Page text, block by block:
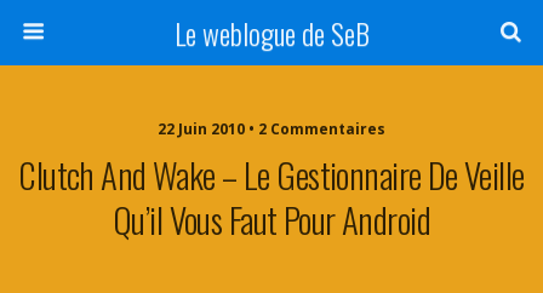
Le weblogue de SeB
22 Juin 2010 • 2 Commentaires
Clutch And Wake – Le Gestionnaire De Veille
Qu’il Vous Faut Pour Android